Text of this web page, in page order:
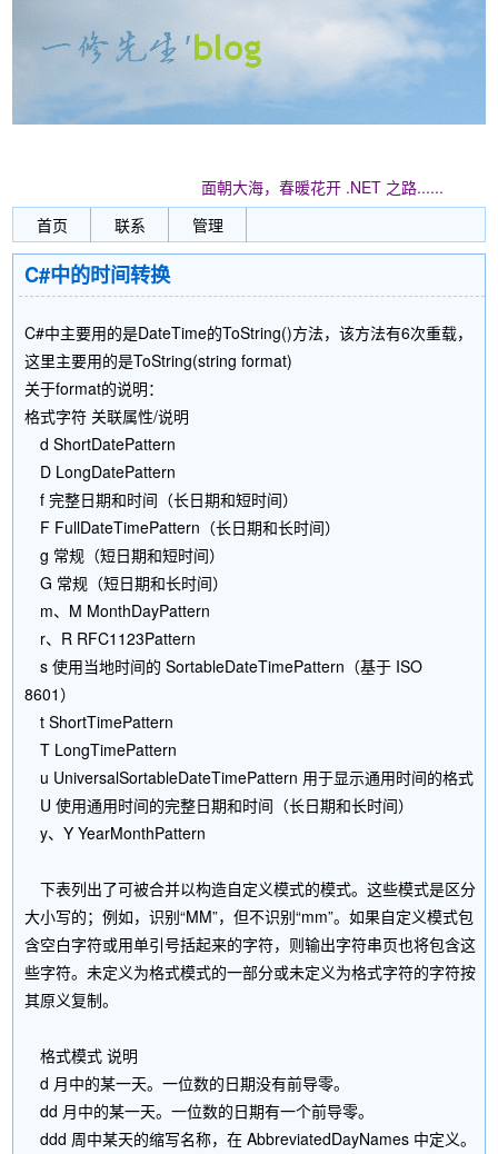
面朝大海，春暖花开 .NET 之路......
首页
联系 管理
C#中的时间转换
C#中主要用的是DateTime的ToString()方法，该方法有6次重载，
这里主要用的是ToString(string format)
关于format的说明：
格式字符 关联属性/说明
d ShortDatePattern
D LongDatePattern
f 完整日期和时间（长日期和短时间）
F FullDateTimePattern（长日期和长时间）
g 常规（短日期和短时间）
G 常规（短日期和长时间）
m、M MonthDayPattern
r、R RFC1123Pattern
s 使用当地时间的 SortableDateTimePattern（基于 ISO
8601）
t ShortTimePattern
T LongTimePattern
u UniversalSortableDateTimePattern 用于显示通用时间的格式
U 使用通用时间的完整日期和时间（长日期和长时间）
y、Y YearMonthPattern
下表列出了可被合并以构造自定义模式的模式。这些模式是区分
大小写的；例如，识别“MM”，但不识别“mm”。如果自定义模式包
含空白字符或用单引号括起来的字符，则输出字符串页也将包含这
些字符。未定义为格式模式的一部分或未定义为格式字符的字符按
其原义复制。
格式模式 说明
d 月中的某一天。一位数的日期没有前导零。
dd 月中的某一天。一位数的日期有一个前导零。
ddd 周中某天的缩写名称，在 AbbreviatedDayNames 中定义。